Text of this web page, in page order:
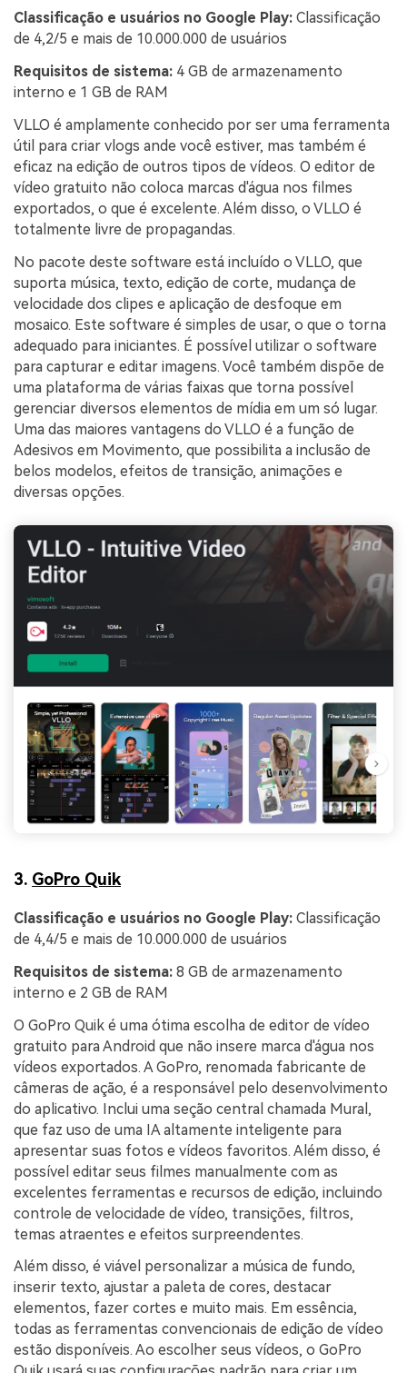
Classificação e usuários no Google Play: Classificação
de 4,2/5 e mais de 10.000.000 de usuários
Requisitos de sistema: 4 GB de armazenamento
interno e 1 GB de RAM
VLLO é amplamente conhecido por ser uma ferramenta
útil para criar vlogs ande você estiver, mas também é
eficaz na edição de outros tipos de vídeos. O editor de
vídeo gratuito não coloca marcas d'água nos filmes
exportados, o que é excelente. Além disso, o VLLO é
totalmente livre de propagandas.
No pacote deste software está incluído o VLLO, que
suporta música, texto, edição de corte, mudança de
velocidade dos clipes e aplicação de desfoque em
mosaico. Este software é simples de usar, o que o torna
adequado para iniciantes. É possível utilizar o software
para capturar e editar imagens. Você também dispõe de
uma plataforma de várias faixas que torna possível
gerenciar diversos elementos de mídia em um só lugar.
Uma das maiores vantagens do VLLO é a função de
Adesivos em Movimento, que possibilita a inclusão de
belos modelos, efeitos de transição, animações e
diversas opções.
3. GoPro Quik
Classificação e usuários no Google Play: Classificação
de 4,4/5 e mais de 10.000.000 de usuários
Requisitos de sistema: 8 GB de armazenamento
interno e 2 GB de RAM
O GoPro Quik é uma ótima escolha de editor de vídeo
gratuito para Android que não insere marca d'água nos
vídeos exportados. A GoPro, renomada fabricante de
câmeras de ação, é a responsável pelo desenvolvimento
do aplicativo. Inclui uma seção central chamada Mural,
que faz uso de uma IA altamente inteligente para
apresentar suas fotos e vídeos favoritos. Além disso, é
possível editar seus filmes manualmente com as
excelentes ferramentas e recursos de edição, incluindo
controle de velocidade de vídeo, transições, filtros,
temas atraentes e efeitos surpreendentes.
Além disso, é viável personalizar a música de fundo,
inserir texto, ajustar a paleta de cores, destacar
elementos, fazer cortes e muito mais. Em essência,
todas as ferramentas convencionais de edição de vídeo
estão disponíveis. Ao escolher seus vídeos, o GoPro